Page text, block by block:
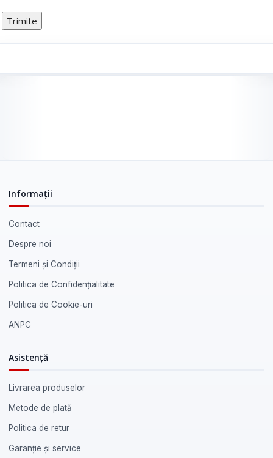
Informații
Contact
Despre noi
Termeni și Condiții
Politica de Confidențialitate
Politica de Cookie-uri
ANPC
Asistență
Livrarea produselor
Metode de plată
Politica de retur
Garanție și service